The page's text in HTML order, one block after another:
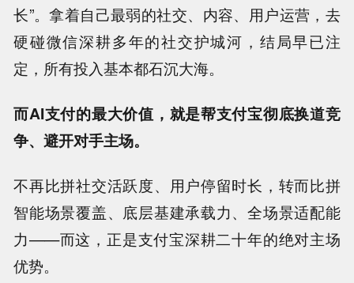
长”。拿着自己最弱的社交、内容、用户运营，去
硬碰微信深耕多年的社交护城河，结局早已注
定，所有投入基本都石沉大海。
而AI支付的最大价值，就是帮支付宝彻底换道竞
争、避开对手主场。
不再比拼社交活跃度、用户停留时长，转而比拼
智能场景覆盖、底层基建承载力、全场景适配能
力——而这，正是支付宝深耕二十年的绝对主场
优势。